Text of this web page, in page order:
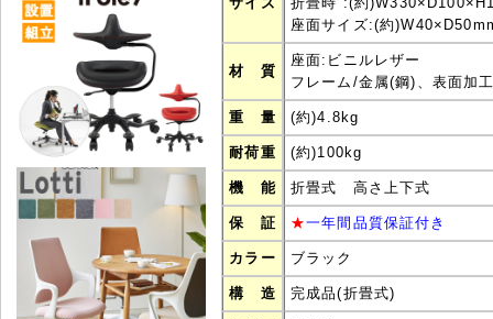
座面サイズ:(約
材 質
座面:ビニルレザー
フレーム/金属(鋼)、表面加
重 量 (約)4.8kg
耐荷重 (約)100kg
機 能 折畳式 高さ上下式
保 証 ★一年間品質保証付き
カラー ブラック
構 造 完成品(折畳式)